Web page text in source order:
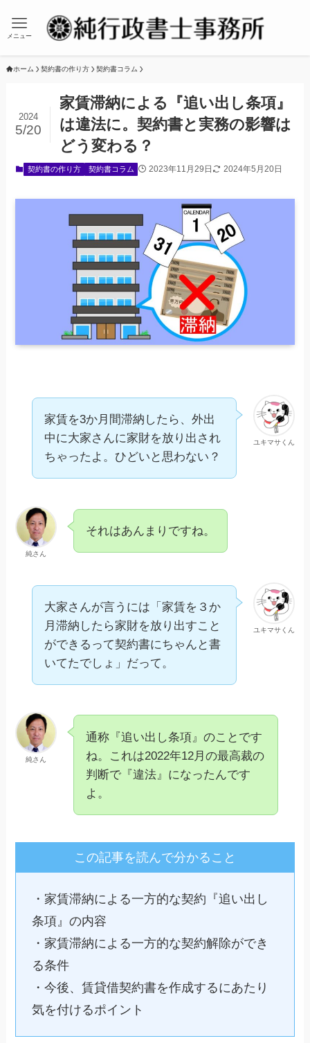
メニュー
ホーム 契約書の作り方 契約書コラム
家賃滞納による『追い出し条項』
は違法に。契約書と実務の影響は
どう変わる？
2024
5/20
契約書の作り方 契約書コラム 2023年11月29日 2024年5月20日
ユキマサくん
家賃を3か月間滞納したら、外出
中に大家さんに家財を放り出され
ちゃったよ。ひどいと思わない？
純さん
それはあんまりですね。
ユキマサくん
大家さんが言うには「家賃を３か
月滞納したら家財を放り出すこと
ができるって契約書にちゃんと書
いてたでしょ」だって。
純さん
通称『追い出し条項』のことです
ね。これは2022年12月の最高裁の
判断で『違法』になったんです
よ。
この記事を読んで分かること
・家賃滞納による一方的な契約『追い出し
条項』の内容
・家賃滞納による一方的な契約解除ができ
る条件
・今後、賃貸借契約書を作成するにあたり
気を付けるポイント